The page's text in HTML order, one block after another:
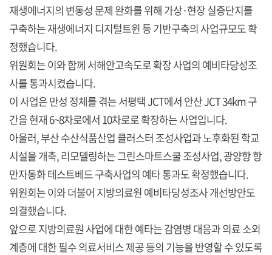
재생에너지의 변동성 문제 완화를 위해 가상·현장 실증단지를
구축하는 재생에너지 디지털트윈 등 기반구축의 사업규모도 확
정했습니다.
위원회는 이와 함께 서해안고속도로 확장 사업의 예비타당성조
사를 통과시켰습니다.
이 사업은 만성 정체를 겪는 서평택 JCT에서 안산 JCT 34km 구
간을 현재 6~8차로에서 10차로로 확장하는 사업입니다.
아울러, 부산 수산식품산업 클러스터 조성사업과 노후화된 학교
시설을 개축, 리모델링하는 그린스마트스쿨 조성사업, 광양항 항
만자동화 테스트베드 구축사업의 예타 통과도 확정했습니다.
위원회는 이와 더불어 지방의료원 예비타당성조사 개선방안도
의결했습니다.
앞으로 지방의료원 사업에 대한 예타는 감염병 대응과 의료 소외
계층에 대한 필수 의료서비스 제공 등의 기능을 반영할 수 있도록